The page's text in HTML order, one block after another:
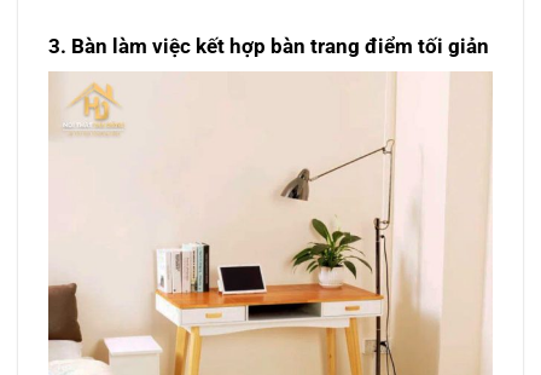
3. Bàn làm việc kết hợp bàn trang điểm tối giản